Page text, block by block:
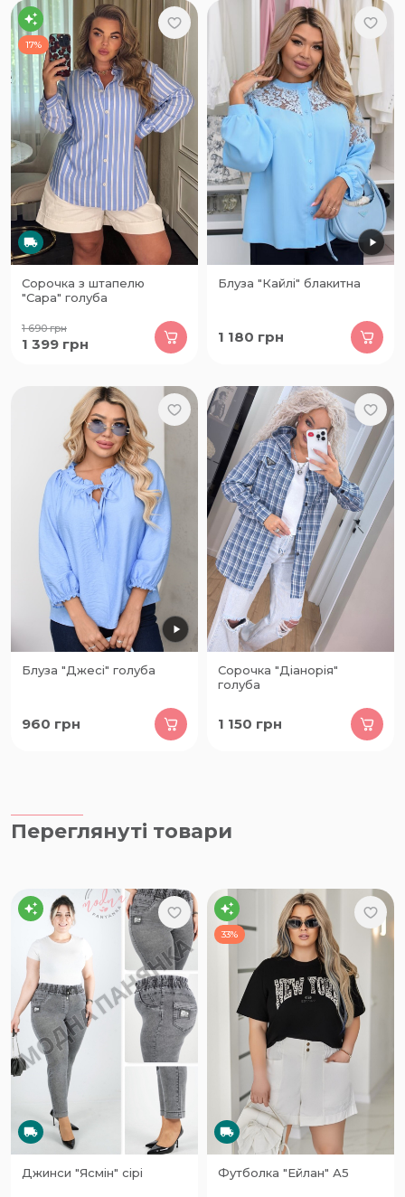
17%
Сорочка з штапелю
"Сара" голуба
1 690грн
1 399 грн
Блуза "Кайлі" блакитна
1 180 грн
Блуза "Джесі" голуба
960 грн
Сорочка "Діанорія"
голуба
1 150 грн
Переглянуті товари
Джинси "Ясмін" сірі
33%
Футболка "Ейлан" А5